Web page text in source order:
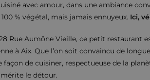
avec amour, dans une ambiance
% végétal, mais jamais ennuyeux. Ici,
Rue Aumône Vieille, ce petit restaurant
à Aix. Que l’on soit convaincu de
façon de cuisiner, respectueuse de la
mérite le détour.